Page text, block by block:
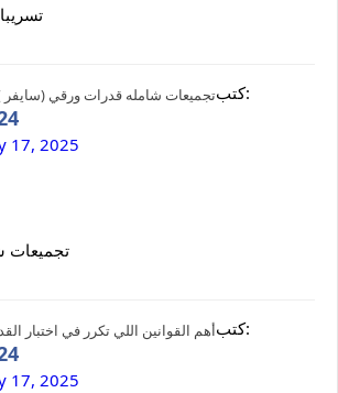
تجميعات شامله قدرات ورقي (سايفر كتب:
17, 2025
أهم القوانين اللي تكرر في اختبار كتب:
17, 2025